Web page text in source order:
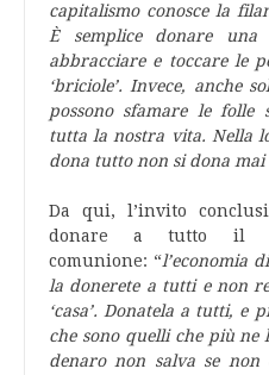
capitalismo conosce la
È semplice donare
abbracciare e toccare le
‘briciole’. Invece, anche
possono sfamare le folle
tutta la nostra vita. Nella
dona tutto non si dona mai
Da qui, l’invito
donare a tutto il
comunione: “l’economia
la donerete a tutti e non
‘casa’. Donatela a tutti, e
che sono quelli che più ne
denaro non salva se non